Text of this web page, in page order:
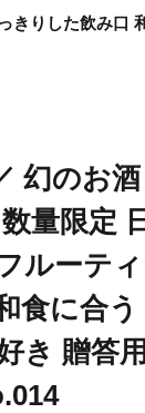
りした飲み口
のお酒
量限定
ルーテ
食に合
き 贈答